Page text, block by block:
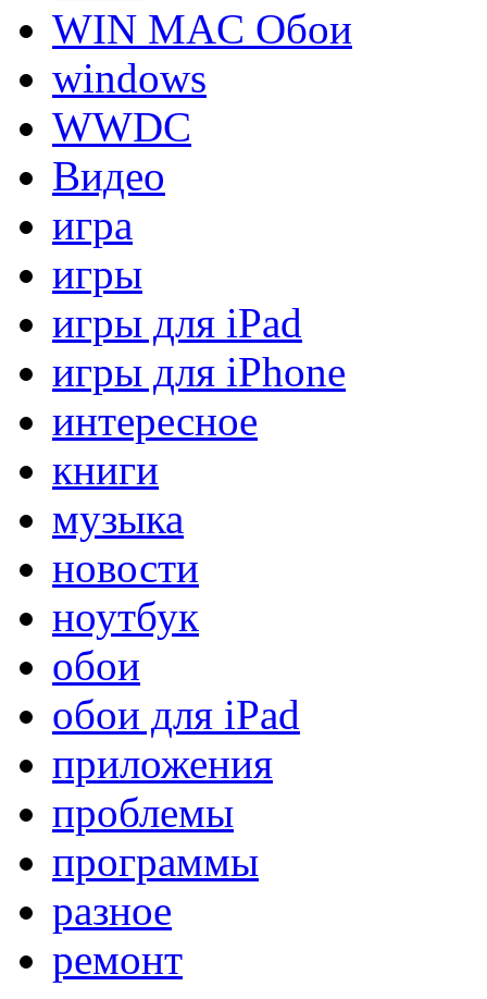
WIN MAC Обои
windows
WWDC
Видео
игра
игры
игры для iPad
игры для iPhone
интересное
книги
музыка
новости
ноутбук
обои
обои для iPad
приложения
проблемы
программы
разное
ремонт